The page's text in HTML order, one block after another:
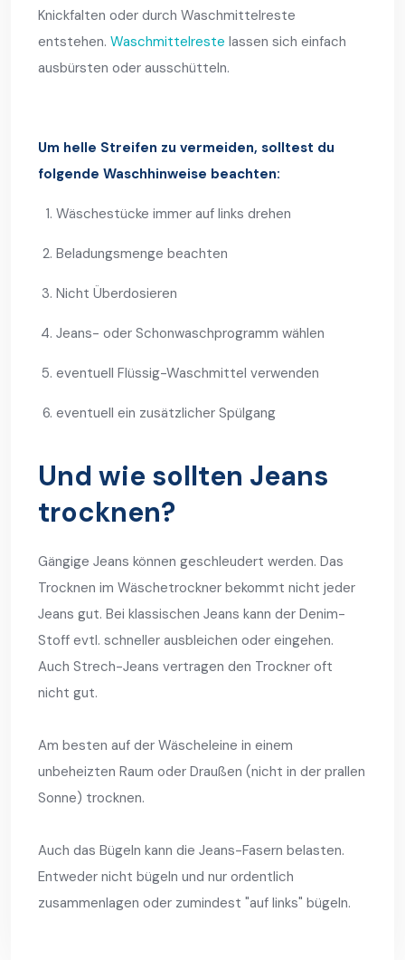
Knickfalten oder durch Waschmittelreste
entstehen. Waschmittelreste lassen sich einfach
ausbürsten oder ausschütteln.
Um helle Streifen zu vermeiden, solltest du
folgende Waschhinweise beachten:
Wäschestücke immer auf links drehen
Beladungsmenge beachten
Nicht Überdosieren
Jeans- oder Schonwaschprogramm wählen
eventuell Flüssig-Waschmittel verwenden
eventuell ein zusätzlicher Spülgang
Und wie sollten Jeans
trocknen?
Gängige Jeans können geschleudert werden. Das
Trocknen im Wäschetrockner bekommt nicht jeder
Jeans gut. Bei klassischen Jeans kann der Denim-
Stoff evtl. schneller ausbleichen oder eingehen.
Auch Strech-Jeans vertragen den Trockner oft
nicht gut.
Am besten auf der Wäscheleine in einem
unbeheizten Raum oder Draußen (nicht in der prallen
Sonne) trocknen.
Auch das Bügeln kann die Jeans-Fasern belasten.
Entweder nicht bügeln und nur ordentlich
zusammenlagen oder zumindest "auf links" bügeln.